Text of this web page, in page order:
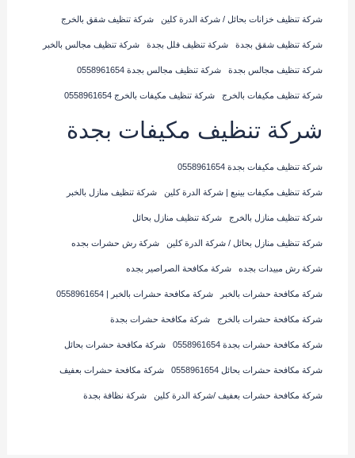
شركة تنظيف خزانات بحائل / شركة الدرة كلين شركة تنظيف شقق بالخرج
شركة تنظيف شقق بجدة شركة تنظيف فلل بجدة شركة تنظيف مجالس بالخبر
شركة تنظيف مجالس بجدة شركة تنظيف مجالس بجدة 0558961654
شركة تنظيف مكيفات بالخرج شركة تنظيف مكيفات بالخرج 0558961654
شركة تنظيف مكيفات بجدة
شركة تنظيف مكيفات بجدة 0558961654
شركة تنظيف مكيفات بينبع | شركة الدرة كلين شركة تنظيف منازل بالخبر
شركة تنظيف منازل بالخرج شركة تنظيف منازل بحائل
شركة تنظيف منازل بحائل / شركة الدرة كلين شركة رش حشرات بجده
شركة رش مبيدات بجده شركة مكافحة الصراصير بجده
شركة مكافحة حشرات بالخبر شركة مكافحة حشرات بالخبر | 0558961654
شركة مكافحة حشرات بالخرج شركة مكافحة حشرات بجدة
شركة مكافحة حشرات بجدة 0558961654 شركة مكافحة حشرات بحائل
شركة مكافحة حشرات بحائل 0558961654 شركة مكافحة حشرات بعفيف
شركة مكافحة حشرات بعفيف /شركة الدرة كلين شركة نظافة بجدة